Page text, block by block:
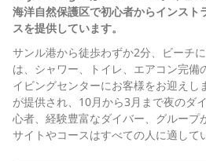
海洋自然保護区で初心者からインスト
スを提供しています。
サンル港から徒歩わずか2分、ビーチ
は、シャワー、トイレ、エアコン完備
イビングセンターにお客様をお迎えし
が提供され、10月から3月まで夜のダ
心者、経験豊富なダイバー、グループ
サイトやコースはすべての人に適して